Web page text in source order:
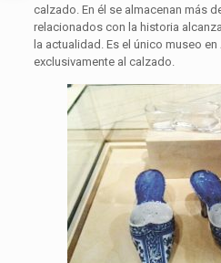
calzado. En él se almacenan más
relacionados con la historia
la actualidad. Es el único museo
exclusivamente al calzado.